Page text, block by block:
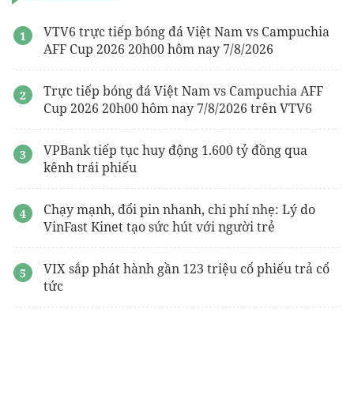
VTV6 trực tiếp bóng đá Việt Nam vs Campuchia
AFF Cup 2026 20h00 hôm nay 7/8/2026
Trực tiếp bóng đá Việt Nam vs Campuchia AFF
Cup 2026 20h00 hôm nay 7/8/2026 trên VTV6
VPBank tiếp tục huy động 1.600 tỷ đồng qua
kênh trái phiếu
Chạy mạnh, đổi pin nhanh, chi phí nhẹ: Lý do
VinFast Kinet tạo sức hút với người trẻ
VIX sắp phát hành gần 123 triệu cổ phiếu trả cổ
tức